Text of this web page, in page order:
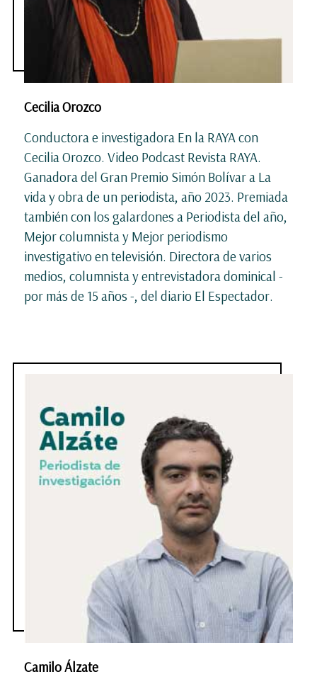
Cecilia Orozco
Conductora e investigadora En la RAYA con
Cecilia Orozco. Video Podcast Revista RAYA.
Ganadora del Gran Premio Simón Bolívar a La
vida y obra de un periodista, año 2023. Premiada
también con los galardones a Periodista del año,
Mejor columnista y Mejor periodismo
investigativo en televisión. Directora de varios
medios, columnista y entrevistadora dominical -
por más de 15 años -, del diario El Espectador.
Camilo Álzate